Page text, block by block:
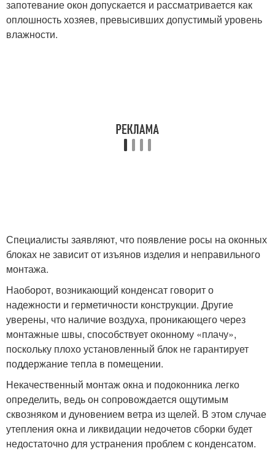
запотевание окон допускается и рассматривается как
оплошность хозяев, превысивших допустимый уровень
влажности.
Специалисты заявляют, что появление росы на оконных
блоках не зависит от изъянов изделия и неправильного
монтажа.
Наоборот, возникающий конденсат говорит о
надежности и герметичности конструкции. Другие
уверены, что наличие воздуха, проникающего через
монтажные швы, способствует оконному «плачу»,
поскольку плохо установленный блок не гарантирует
поддержание тепла в помещении.
Некачественный монтаж окна и подоконника легко
определить, ведь он сопровождается ощутимым
сквозняком и дуновением ветра из щелей. В этом случае
утепления окна и ликвидации недочетов сборки будет
недостаточно для устранения проблем с конденсатом.